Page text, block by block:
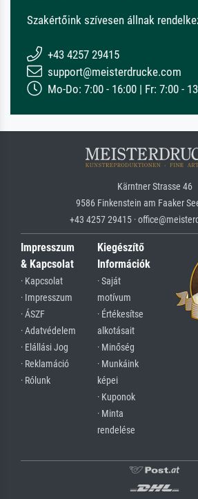
Szakértőink szívesen állnak
+43 4257 29415
support@meisterdrucke.com
Mo-Do: 7:00 - 16:00 | Fr: 7:00 -
Kärntner Strasse 46
9586 Finkenstein am Faaker
+43 4257 29415 ·
Impresszum
& Kapcsolat
· Kapcsolat
· Impresszum
· ÁSZF
· Adatvédelem
· Elállási Jog
· Reklamáció
· Rólunk
Kiegészítő
Információk
· Saját
motívum
· Értékesítse
alkotásait
· Minőség
· Munkáink
képei
· Kuponok
· Minta
rendelése